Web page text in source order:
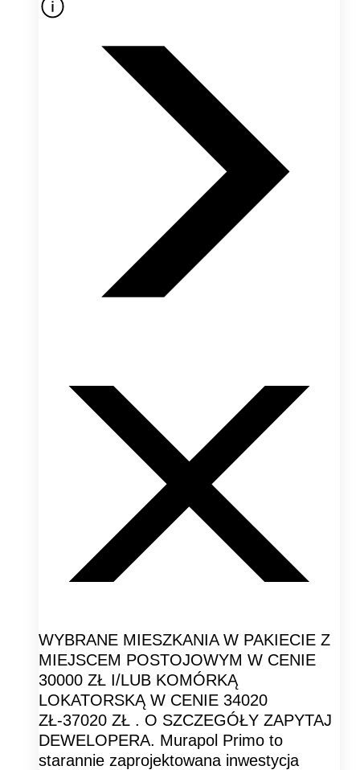
WYBRANE MIESZKANIA W PAKIECIE Z
MIEJSCEM POSTOJOWYM W CENIE
30000 ZŁ I/LUB KOMÓRKĄ
LOKATORSKĄ W CENIE 34020
ZŁ-37020 ZŁ . O SZCZEGÓŁY ZAPYTAJ
DEWELOPERA. Murapol Primo to
starannie zaprojektowana inwestycja